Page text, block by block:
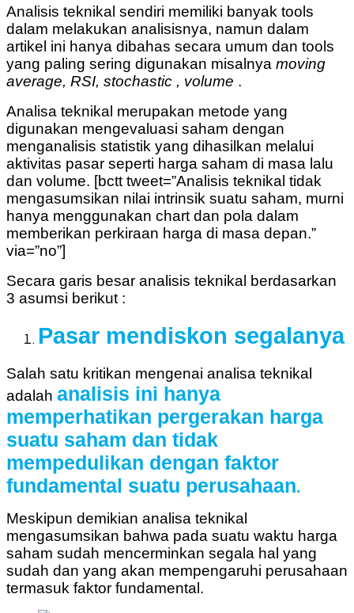
Analisis teknikal sendiri memiliki banyak tools
dalam melakukan analisisnya, namun dalam
artikel ini hanya dibahas secara umum dan tools
yang paling sering digunakan misalnya moving
average, RSI, stochastic , volume .
Analisa teknikal merupakan metode yang
digunakan mengevaluasi saham dengan
menganalisis statistik yang dihasilkan melalui
aktivitas pasar seperti harga saham di masa lalu
dan volume. [bctt tweet=”Analisis teknikal tidak
mengasumsikan nilai intrinsik suatu saham, murni
hanya menggunakan chart dan pola dalam
memberikan perkiraan harga di masa depan.”
via=”no”]
Secara garis besar analisis teknikal berdasarkan
3 asumsi berikut :
Pasar mendiskon segalanya
Salah satu kritikan mengenai analisa teknikal
adalah analisis ini hanya
memperhatikan pergerakan harga
suatu saham dan tidak
mempedulikan dengan faktor
fundamental suatu perusahaan.
Meskipun demikian analisa teknikal
mengasumsikan bahwa pada suatu waktu harga
saham sudah mencerminkan segala hal yang
sudah dan yang akan mempengaruhi perusahaan
termasuk faktor fundamental.